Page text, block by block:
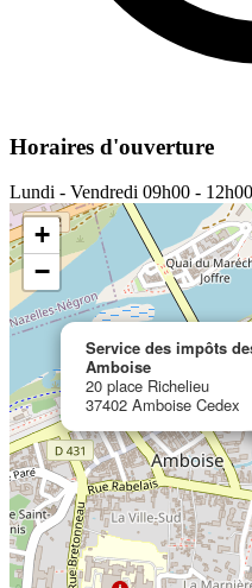
Horaires d'ouverture
Lundi - Vendredi 09h00 -
Service des impôts
Amboise
20 place Richelieu
37402 Amboise Cedex
+
−